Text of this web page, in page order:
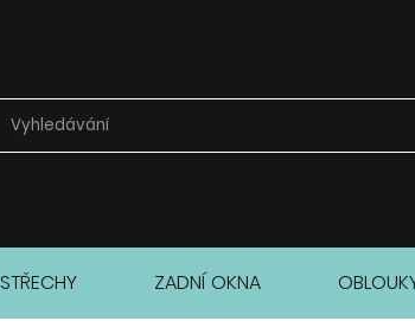
STŘECHY ZADNÍ OKNA